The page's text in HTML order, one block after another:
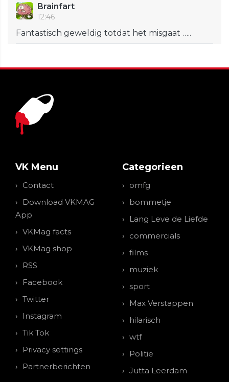
Brainfart
12:46
Fantastisch geweldig totdat het misgaat …..
VK Menu
Contact
Download VKMAG
App
VKMag facts
VKMag shop
RSS
Facebook
Twitter
Instagram
Tik Tok
Privacy settings
Partnerberichten
Categorieen
omfg
bommetje
Lang Leve de Liefde
commercials
films
muziek
sport
Max Verstappen
hilarisch
wtf
Politie
Jutta Leerdam